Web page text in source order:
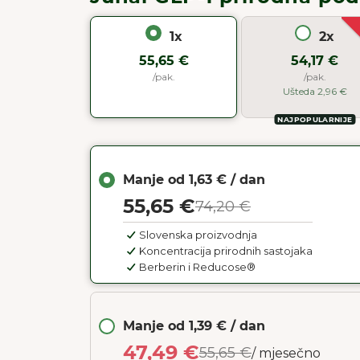
1x
55,65 €
/pak.
2x
54,17 €
/pak.
Ušteda 2,96 €
NAJPOPULARNIJE
Manje od 1,39 € / dan
47,49 €55,65 €/ mjesečno
Manje od 1,63 € / dan
55,65 €74,20 €
Slovenska proizvodnja
Koncentracija prirodnih sastojaka
Berberin i Reducose®